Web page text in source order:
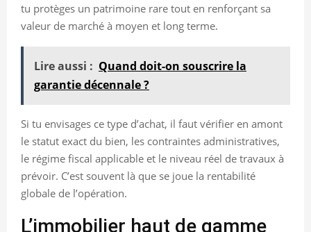
tu protèges un patrimoine rare tout en renforçant sa
valeur de marché à moyen et long terme.
Lire aussi : Quand doit-on souscrire la
garantie décennale ?
Si tu envisages ce type d’achat, il faut vérifier en amont
le statut exact du bien, les contraintes administratives,
le régime fiscal applicable et le niveau réel de travaux à
prévoir. C’est souvent là que se joue la rentabilité
globale de l’opération.
L’immobilier haut de gamme